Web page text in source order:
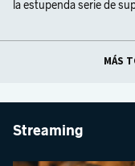
la estupenda serie de
MÁS
Streaming